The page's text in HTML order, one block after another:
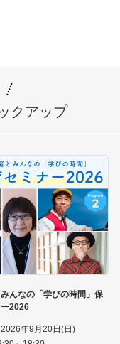
クアップ
んなの「学びの時間」保
2026
年9月20日(日)